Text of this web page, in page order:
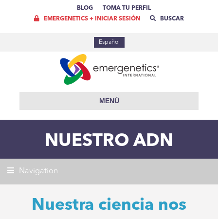
BLOG
TOMA TU PERFIL
EMERGENETICS + INICIAR SESIÓN
BUSCAR
Español
MENÚ
NUESTRO ADN
Navigation
Nuestra ciencia nos